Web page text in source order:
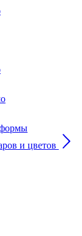
и цветов